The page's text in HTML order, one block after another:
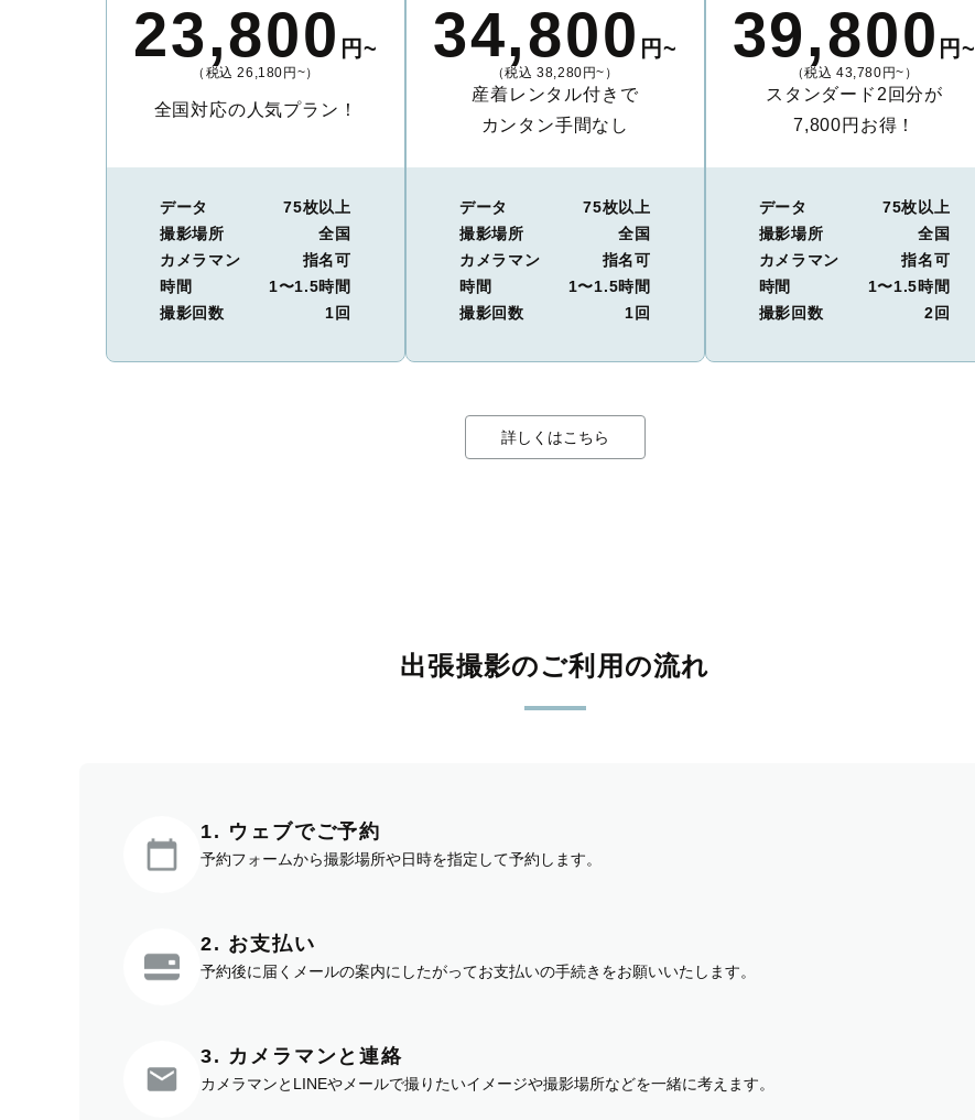
23,800 円~
（税込 26,180円~）
全国対応の人気プラン！
データ
75枚以上
撮影場所
全国
カメラマン
指名可
時間
1〜1.5時間
撮影回数
1回
34,800 円~
（税込 38,280円~）
産着レンタル付きで
カンタン手間なし
データ
75枚以上
撮影場所
全国
カメラマン
指名可
時間
1〜1.5時間
撮影回数
1回
39,800 円~
（税込 43,780円~）
スタンダード2回分が
7,800円お得！
データ
75枚以上
撮影場所
全国
カメラマン
指名可
時間
1〜1.5時間
撮影回数
2回
詳しくはこちら
出張撮影のご利用の流れ
1. ウェブでご予約
予約フォームから撮影場所や日時を指定して予約します。
2. お支払い
予約後に届くメールの案内にしたがってお支払いの手続きをお願いいたします。
3. カメラマンと連絡
カメラマンとLINEやメールで撮りたいイメージや撮影場所などを一緒に考えます。